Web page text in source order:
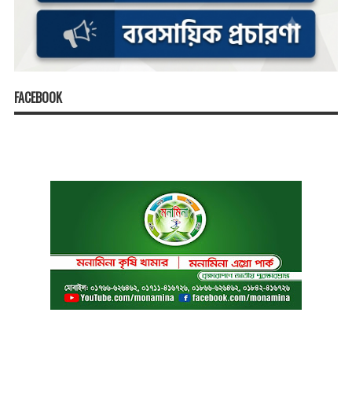
FACEBOOK